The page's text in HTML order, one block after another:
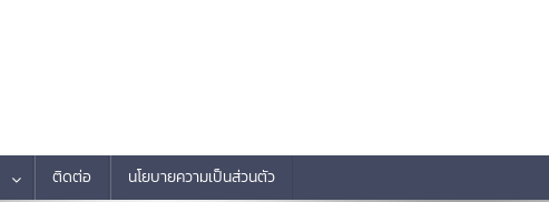
ติดต่อ นโยบายความเป็นส่วนตัว